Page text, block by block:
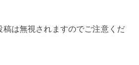
稿は無視されますのでご注意くだ